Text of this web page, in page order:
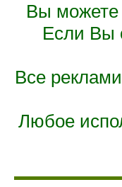
Вы можете
Если Вы
Все
Любое